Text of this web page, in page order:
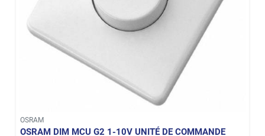
OSRAM
OSRAM DIM MCU G2 1-10V UNITÉ DE COMMANDE